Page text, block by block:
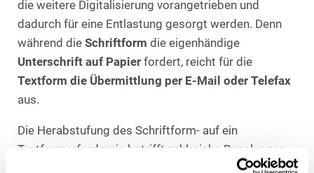
die weitere Digitalisierung vorangetrieben und
dadurch für eine Entlastung gesorgt werden. Denn
während die Schriftform die eigenhändige
Unterschrift auf Papier fordert, reicht für die
Textform die Übermittlung per E-Mail oder Telefax
aus.
Die Herabstufung des Schriftform- auf ein
Textformerfordernis betrifft zahlreiche Regelungen
in verschiedenen Gesetzen (u. a. im BGB). Im